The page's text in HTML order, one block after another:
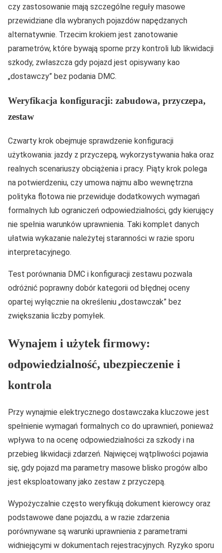
czy zastosowanie mają szczególne reguły masowe
przewidziane dla wybranych pojazdów napędzanych
alternatywnie. Trzecim krokiem jest zanotowanie
parametrów, które bywają sporne przy kontroli lub likwidacji
szkody, zwłaszcza gdy pojazd jest opisywany kao
„dostawczy” bez podania DMC.
Weryfikacja konfiguracji: zabudowa, przyczepa,
zestaw
Czwarty krok obejmuje sprawdzenie konfiguracji
użytkowania: jazdy z przyczepą, wykorzystywania haka oraz
realnych scenariuszy obciążenia i pracy. Piąty krok polega
na potwierdzeniu, czy umowa najmu albo wewnętrzna
polityka flotowa nie przewiduje dodatkowych wymagań
formalnych lub ograniczeń odpowiedzialności, gdy kierujący
nie spełnia warunków uprawnienia. Taki komplet danych
ułatwia wykazanie należytej staranności w razie sporu
interpretacyjnego.
Test porównania DMC i konfiguracji zestawu pozwala
odróżnić poprawny dobór kategorii od błędnej oceny
opartej wyłącznie na określeniu „dostawczak” bez
zwiększania liczby pomyłek.
Wynajem i użytek firmowy:
odpowiedzialność, ubezpieczenie i
kontrola
Przy wynajmie elektrycznego dostawczaka kluczowe jest
spełnienie wymagań formalnych co do uprawnień, ponieważ
wpływa to na ocenę odpowiedzialności za szkody i na
przebieg likwidacji zdarzeń. Najwięcej wątpliwości pojawia
się, gdy pojazd ma parametry masowe blisko progów albo
jest eksploatowany jako zestaw z przyczepą.
Wypożyczalnie często weryfikują dokument kierowcy oraz
podstawowe dane pojazdu, a w razie zdarzenia
porównywane są warunki uprawnienia z parametrami
widniejącymi w dokumentach rejestracyjnych. Ryzyko sporu